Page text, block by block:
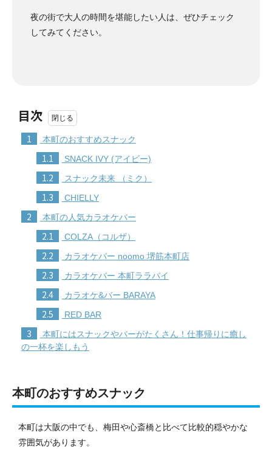
夜の街で大人の時間を堪能したい人は、ぜひチェック
してみてください。
目次
1 本町のおすすめスナック
1.1 SNACK IVY (アイビー)
1.2 スナック未来 （ミク）
1.3 CHIELLY
2 本町の人気カラオケバー
2.1 COLZA（コルザ）
2.2 カラオケバー noomo 堺筋本町店
2.3 カラオケバー 本町ララバイ
2.4 カラオケ&バー BARAYA
2.5 RED BAR
3
本町にはスナックやバーがたくさん！仕事帰りに癒し
の一杯を楽しもう
本町のおすすめスナック
本町は大阪の中でも、梅田や心斎橋と比べて比較的穏やかな
雰囲気があります。